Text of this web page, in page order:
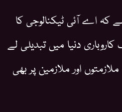
کہ اے آئی ٹیکنالوجی کا
دنیا میں تبدیلی لے
اور ملازمین پر بھی